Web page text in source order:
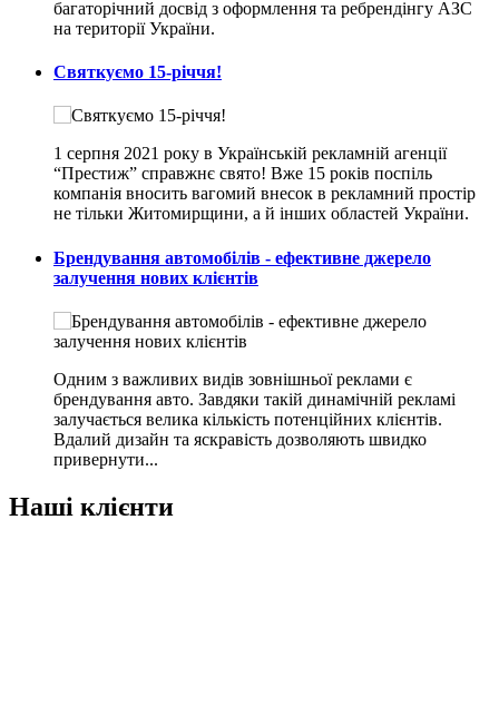
багаторічний досвід з оформлення та ребрендінгу АЗС
на території України.
Святкуємо 15-річчя!
1 серпня 2021 року в Українській рекламній агенції
“Престиж” справжнє свято! Вже 15 років поспіль
компанія вносить вагомий внесок в рекламний простір
не тільки Житомирщини, а й інших областей України.
Брендування автомобілів - ефективне джерело
залучення нових клієнтів
Одним з важливих видів зовнішньої реклами є
брендування авто. Завдяки такій динамічній рекламі
залучається велика кількість потенційних клієнтів.
Вдалий дизайн та яскравість дозволяють швидко
привернути...
Наші клієнти